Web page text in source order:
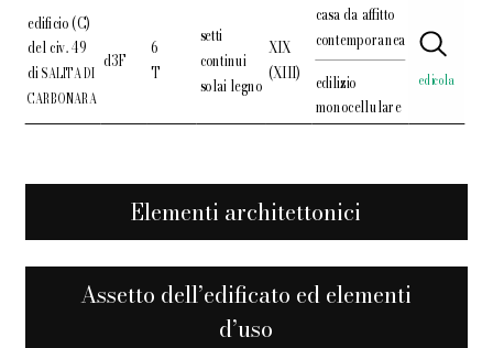
edificio (C)
del civ. 49
diSALITA DI
CARBONARA
d3F 6
T
setti
continui
solai legno
XIX
(XIII)
casa da affitto
contemporanea
edilizio
monocellulare
edicola
Elementi architettonici
Assetto dell’edificato ed elementi
d’uso